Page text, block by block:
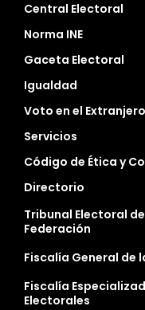
Central Electoral
Norma INE
Gaceta Electoral
Igualdad
Voto en el Extranjero
Servicios
Código de Ética y
Directorio
Tribunal Electoral
Federación
Fiscalía General de
Fiscalía
Electorales